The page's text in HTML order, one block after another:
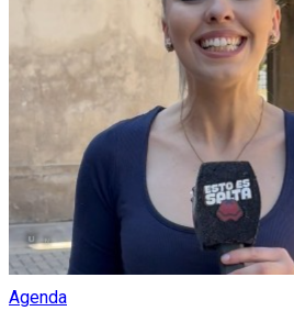
Agenda